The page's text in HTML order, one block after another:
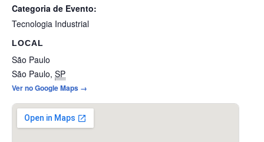
Categoria de Evento:
Tecnologia Industrial
LOCAL
São Paulo
São Paulo, SP
Ver no Google Maps →